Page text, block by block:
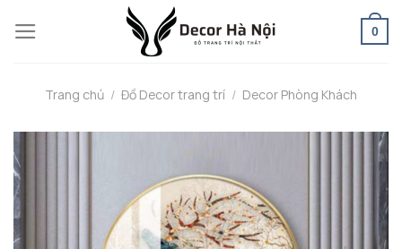
to
0
Trang chủ / Đồ Decor trang trí / Decor Phòng Khách